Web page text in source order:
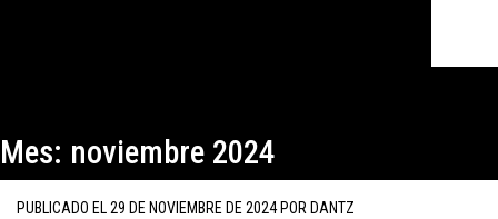
Mes: noviembre 2024
PUBLICADO EL 29 DE NOVIEMBRE DE 2024POR DANTZ